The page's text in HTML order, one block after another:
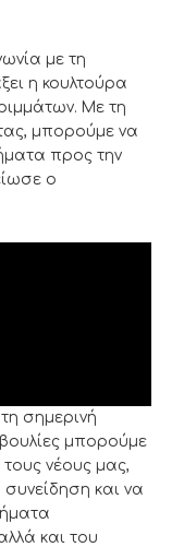
με τη
η κουλτούρα
Με τη
μπορούμε να
προς την
ο
σημερινή
μπορούμε
τους νέους μας,
συνείδηση και να
και του